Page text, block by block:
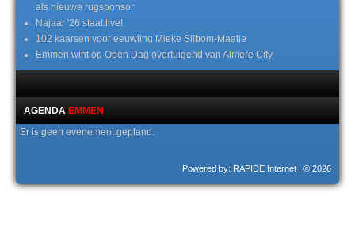
als nieuwe rugsponsor
Najaar '26 staat live!
102 kaarsen voor eeuwling Mieke Sijbom-Maatje
Emmen wint op Open Dag overtuigend van Almere City
AGENDA EMMEN
Er is geen evenement gepland.
Powered by: RAPIDE Internet | © 2026